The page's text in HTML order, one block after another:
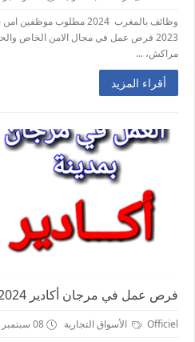
2023 فرص عمل في مجال الامن الخاص
مراكش، ...
أقراء المزيد
فرص عمل في مرجان أكادير 2024 براتب 3200 درهم
Officiel الأسواق التجارية
08 سبتمبر 2022